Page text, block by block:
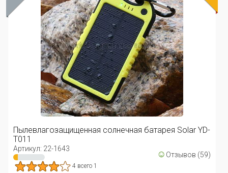
Пылевлагозащищенная солнечная батарея Solar YD-
T011
Артикул: 22-1643 ☺ Отзывов (59)
4 всего 1